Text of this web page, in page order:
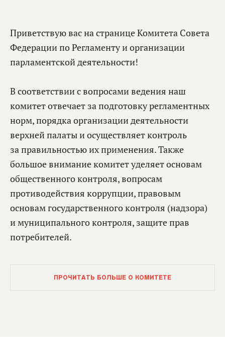
Приветствую вас на странице Комитета Совета
Федерации по Регламенту и организации
парламентской деятельности!
В соответствии с вопросами ведения наш
комитет отвечает за подготовку регламентных
норм, порядка организации деятельности
верхней палаты и осуществляет контроль
за правильностью их применения. Также
большое внимание комитет уделяет основам
общественного контроля, вопросам
противодействия коррупции, правовым
основам государственного контроля (надзора)
и муниципального контроля, защите прав
потребителей.
Федерации есть вопросы, в подготовке которых
ПРОЧИТАТЬ БОЛЬШЕ О КОМИТЕТЕ